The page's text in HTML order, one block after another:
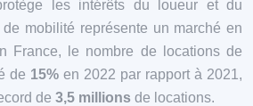
les intérêts du loueur et du
mobilité représente un marché en
France, le nombre de locations de
de 15% en 2022 par rapport à 2021,
de 3,5 millions de locations.